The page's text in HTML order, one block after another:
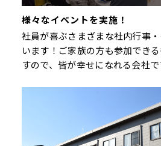
様々なイベントを実施！
社員が喜ぶさまざまな社内行事
います！ご家族の方も参加でき
すので、皆が幸せになれる会社で